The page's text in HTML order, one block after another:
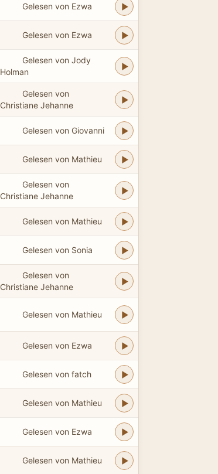
Gelesen von Ezwa
Gelesen von Ezwa
Gelesen von Jody
Holman
Gelesen von
Christiane Jehanne
Gelesen von Giovanni
Gelesen von Mathieu
Gelesen von
Christiane Jehanne
Gelesen von Mathieu
Gelesen von Sonia
Gelesen von
Christiane Jehanne
Gelesen von Mathieu
Gelesen von Ezwa
Gelesen von fatch
Gelesen von Mathieu
Gelesen von Ezwa
Gelesen von Mathieu